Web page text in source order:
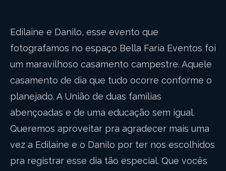
Edilaine e Danilo, esse evento que
fotografamos no espaço Bella Faria Eventos foi
um maravilhoso casamento campestre. Aquele
casamento de dia que tudo ocorre conforme o
planejado. A União de duas famílias
abençoadas e de uma educação sem igual.
Queremos aproveitar pra agradecer mais uma
vez a Edilaine e o Danilo por ter nos escolhidos
pra registrar esse dia tão especial. Que vocês